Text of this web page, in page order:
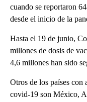
cuando se reportaron
desde el inicio de la
Hasta el 19 de junio,
millones de dosis de
4,6 millones han sido
Otros de los países con
covid-19 son México,